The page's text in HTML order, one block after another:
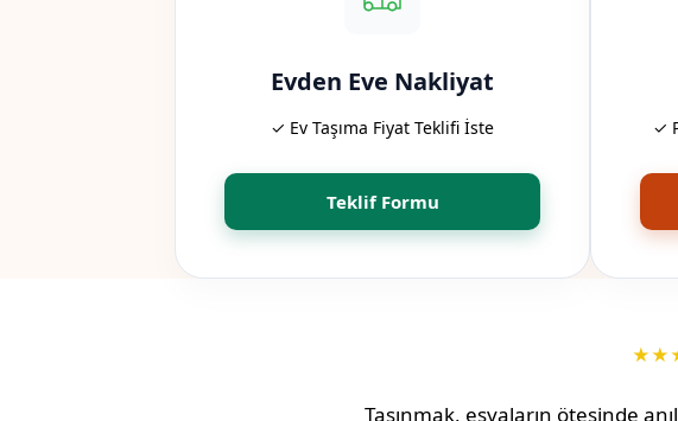
Evden Eve Nakliyat
✓ Ev Taşıma Fiyat Teklifi İste
Teklif Formu
✓
Taşınmak, eşyaların ötesinde